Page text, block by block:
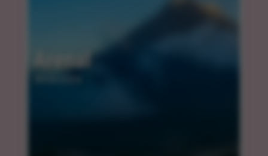
Arenal